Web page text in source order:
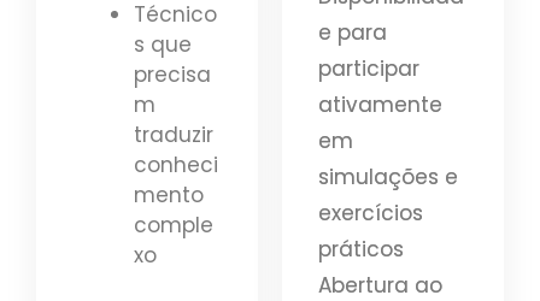
Técnico
s que
precisa
m
traduzir
conheci
mento
comple
xo
e para
participar
ativamente
em
simulações e
exercícios
práticos
Abertura ao